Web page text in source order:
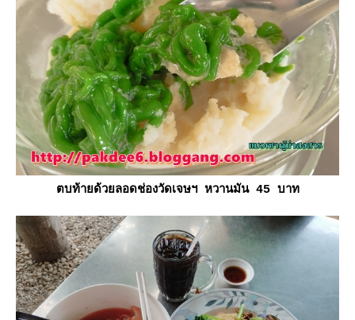
ตบท้ายด้วยลอดช่องวัดเจษฯ หวานมัน 45 บาท